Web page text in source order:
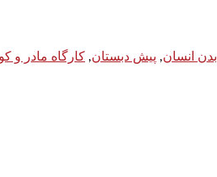
بدن انسان, پیش دبستان, کارگاه مادر و